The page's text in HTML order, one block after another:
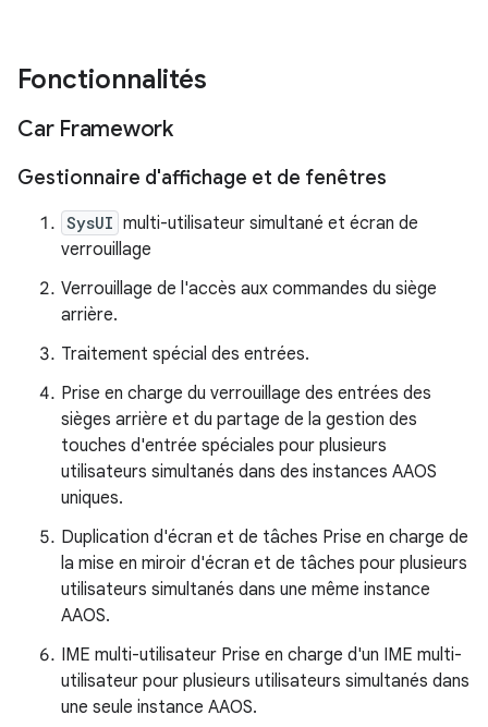
Fonctionnalités
Car Framework
Gestionnaire d'affichage et de fenêtres
SysUI multi-utilisateur simultané et écran de
verrouillage
Verrouillage de l'accès aux commandes du siège
arrière.
Traitement spécial des entrées.
Prise en charge du verrouillage des entrées des
sièges arrière et du partage de la gestion des
touches d'entrée spéciales pour plusieurs
utilisateurs simultanés dans des instances AAOS
uniques.
Duplication d'écran et de tâches Prise en charge de
la mise en miroir d'écran et de tâches pour plusieurs
utilisateurs simultanés dans une même instance
AAOS.
IME multi-utilisateur Prise en charge d'un IME multi-
utilisateur pour plusieurs utilisateurs simultanés dans
une seule instance AAOS.